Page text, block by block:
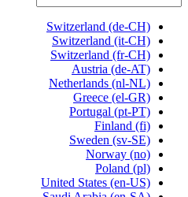
Switzerland (de-CH)
Switzerland (it-CH)
Switzerland (fr-CH)
Austria (de-AT)
Netherlands (nl-NL)
Greece (el-GR)
Portugal (pt-PT)
Finland (fi)
Sweden (sv-SE)
Norway (no)
Poland (pl)
United States (en-US)